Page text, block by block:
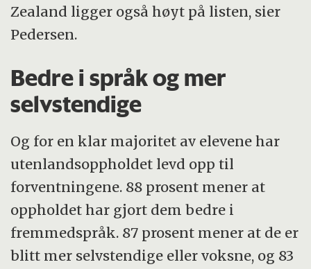
Zealand ligger også høyt på listen, sier
Pedersen.
Bedre i språk og mer
selvstendige
Og for en klar majoritet av elevene har
utenlandsoppholdet levd opp til
forventningene. 88 prosent mener at
oppholdet har gjort dem bedre i
fremmedspråk. 87 prosent mener at de er
blitt mer selvstendige eller voksne, og 83